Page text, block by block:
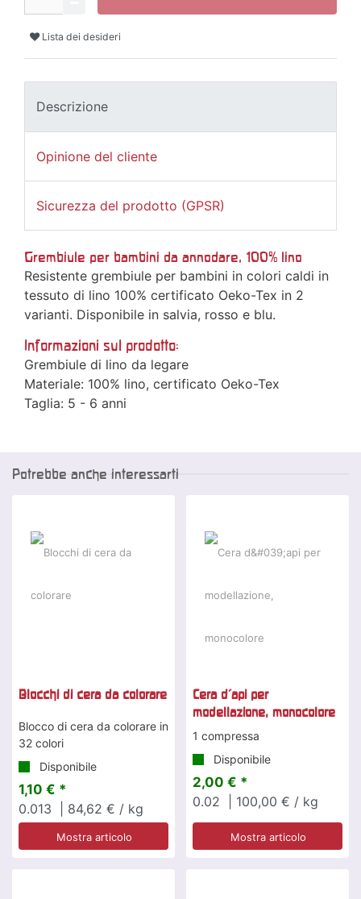
Lista dei desideri
Descrizione
Opinione del cliente
Sicurezza del prodotto (GPSR)
Grembiule per bambini da annodare, 100% lino
Resistente grembiule per bambini in colori caldi in
tessuto di lino 100% certificato Oeko-Tex in 2
varianti. Disponibile in salvia, rosso e blu.
Informazioni sul prodotto:
Grembiule di lino da legare
Materiale: 100% lino, certificato Oeko-Tex
Taglia: 5 - 6 anni
Potrebbe anche interessarti
Blocchi di cera da colorare
Blocco di cera da colorare in
32 colori
Disponibile
1,10 € *
0.013
| 84,62 € / kg
Mostra articolo
Cera d'api per
modellazione, monocolore
1 compressa
Disponibile
2,00 € *
0.02
| 100,00 € / kg
Mostra articolo